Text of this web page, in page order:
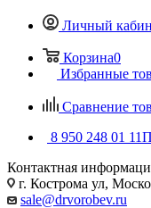
Личный
Корзина0
Избранные
Сравнение
8 950 248 01 11
Контактная
г. Кострома ул,
sale@drvorobev.ru